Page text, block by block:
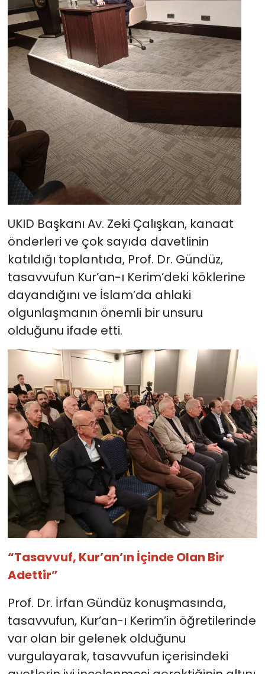
UKID Başkanı Av. Zeki Çalışkan, kanaat
önderleri ve çok sayıda davetlinin
katıldığı toplantıda, Prof. Dr. Gündüz,
tasavvufun Kur’an-ı Kerim’deki köklerine
dayandığını ve İslam’da ahlaki
olgunlaşmanın önemli bir unsuru
olduğunu ifade etti.
“Tasavvuf, Kur’an’ın İçinde Olan Bir
Adettir”
Prof. Dr. İrfan Gündüz konuşmasında,
tasavvufun, Kur’an-ı Kerim’in öğretilerinde
var olan bir gelenek olduğunu
vurgulayarak, tasavvufun içerisindeki